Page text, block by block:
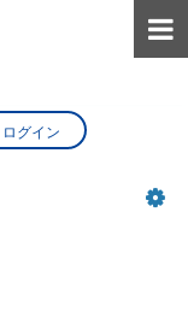

ログイン